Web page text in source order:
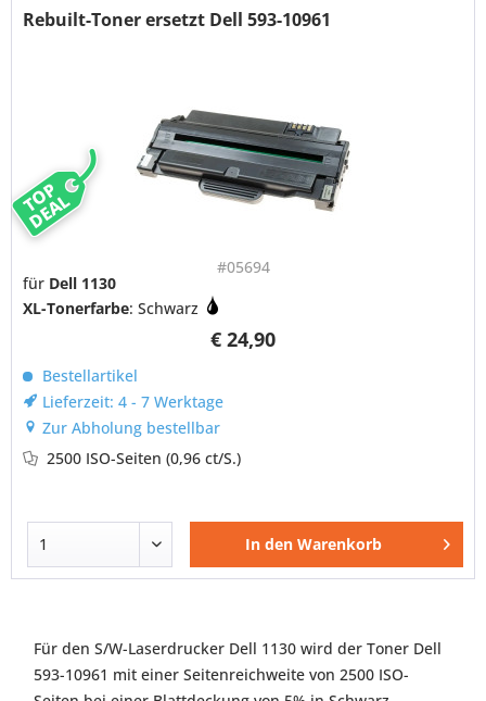
TOP
DEAL
Rebuilt-Toner ersetzt Dell 593-10961
#05694
€ 24,90
für Dell 1130
XL-Tonerfarbe: Schwarz
Bestellartikel
Lieferzeit: 4 - 7 Werktage
Zur Abholung bestellbar
2500 ISO-Seiten(0,96 ct/S.)
In den Warenkorb
Für den S/W-Laserdrucker Dell 1130 wird der Toner Dell
593-10961 mit einer Seitenreichweite von 2500 ISO-